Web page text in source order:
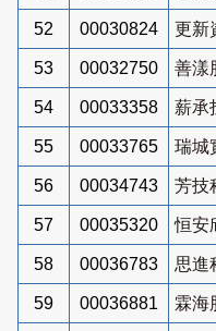
52 00030824 更新
53 00032750 善漾
54 00033358 薪承
55 00033765 瑞城
56 00034743 芳技
57 00035320 恒安
58 00036783 思進
59 00036881 霖海